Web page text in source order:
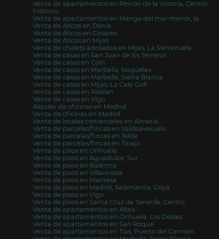
Venta de apartamentos en Rincón de la Victoria, Centro
historico
Venta de apartamentos en Manga del mar menor, la
Venta de Áticos en Dénia
Venta de Áticos en Casares
Venta de Áticos en Mijas
Venta de chalets adosados en Mijas, La Sierrezuela
Venta de casas en San Juan de los Terreros
Venta de casas en Coín
Venta de casas en Marbella, Nagüeles
Venta de casas en Marbella, Sierra Blanca
Venta de casas en Mijas, La Cala Golf
Venta de casas en Roldan
Venta de casas en Vigo
Alquiler de oficinas en Madrid
Venta de oficinas en Madrid
Venta de locales comerciales en Almería
Venta de parcelas/fincas en Valdeaveruelo
Venta de parcelas/fincas en Telde
Venta de parcelas/fincas en Tinajo
Venta de pisos en Orihuela
Venta de pisos en Aguadulce, Sur
Venta de pisos en Balerma
Venta de pisos en Villaviciosa
Venta de pisos en Manresa
Venta de pisos en Madrid, Salamanca, Goya
Venta de pisos en Vigo
Venta de pisos en Santa Cruz de Tenerife, Centro
Venta de apartamentos en Altea
Venta de apartamentos en Orihuela, Los Dolses
Venta de apartamentos en San Roque
Venta de apartamentos en Tías, Puerto del Carmen